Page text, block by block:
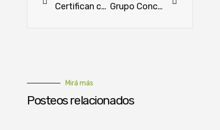
Certifican calidad de cebolla en plan piloto Grupo Concepción adquiere importante granja porcina
Mirá más
Posteos relacionados